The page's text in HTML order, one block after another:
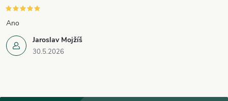
Jaroslav Mojžíš
30.5.2026
Ano